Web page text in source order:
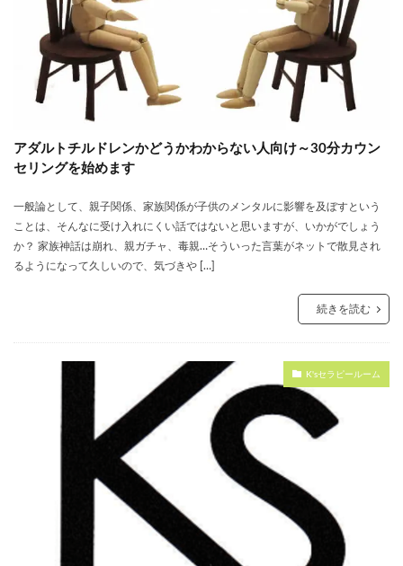
アダルトチルドレンかどうかわからない人向け～30分カウン
セリングを始めます
一般論として、親子関係、家族関係が子供のメンタルに影響を及ぼすという
ことは、そんなに受け入れにくい話ではないと思いますが、いかがでしょう
か？ 家族神話は崩れ、親ガチャ、毒親…そういった言葉がネットで散見され
るようになって久しいので、気づきや […]
続きを読む
K'sセラピールーム